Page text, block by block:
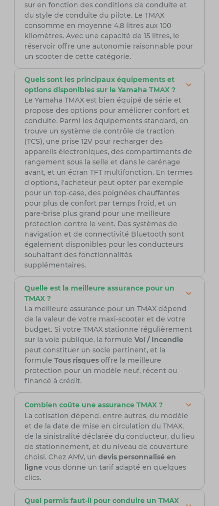
sur en fonction des conditions de conduite et
du style de conduite du pilote. Le TMAX
consomme en moyenne 4,8 litres aux 100
kilomètres. Avec une capacité de 15 litres, le
réservoir offre une autonomie raisonnable pour
un scooter de cette catégorie.
Quels sont les principaux équipements et
options disponibles sur le Yamaha TMAX ?
Le Yamaha TMAX est bien équipé de série et
propose des options pour améliorer confort et
conduite. Parmi les équipements standard, on
trouve un système de contrôle de traction
(TCS), une prise 12V pour recharger des
appareils électroniques, des compartiments de
rangement sous la selle et dans le carénage
avant, et un écran TFT multifonction. En termes
d'options, l'acheteur peut opter par exemple
pour un top-case, des poignées chauffantes
pour plus de confort par temps froid, et un
pare-brise plus grand pour une meilleure
protection contre le vent. Des systèmes de
navigation et de connectivité Bluetooth sont
également disponibles pour les conducteurs
souhaitant des fonctionnalités
supplémentaires.
Quelle est la meilleure assurance pour un
TMAX ?
La meilleure assurance pour un TMAX dépend
de la valeur de votre maxi-scooter et de votre
budget. Si votre TMAX stationne régulièrement
sur la voie publique, la formule Vol / Incendie
peut constituer un socle pertinent, et la
formule Tous risquesoffre la meilleure
protection pour un modèle neuf, récent ou
financé à crédit.
Combien coûte une assurance TMAX ?
La cotisation dépend, entre autres, du modèle
et de la date de mise en circulation du TMAX,
de la sinistralité déclarée du conducteur, du lieu
de stationnement, et du niveau de couverture
choisi. Chez AMV, un devis personnalisé en
lignevous donne un tarif adapté en quelques
clics.
Quel permis faut-il pour conduire un TMAX